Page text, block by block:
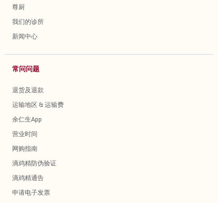
尊厨
我们的诊所
新闻中心
常问问题
退货及退款
运输地区 & 运输费
余仁生App
营业时间
网购指南
滴鸡精防伪验证
滴鸡精通告
申请电子发票